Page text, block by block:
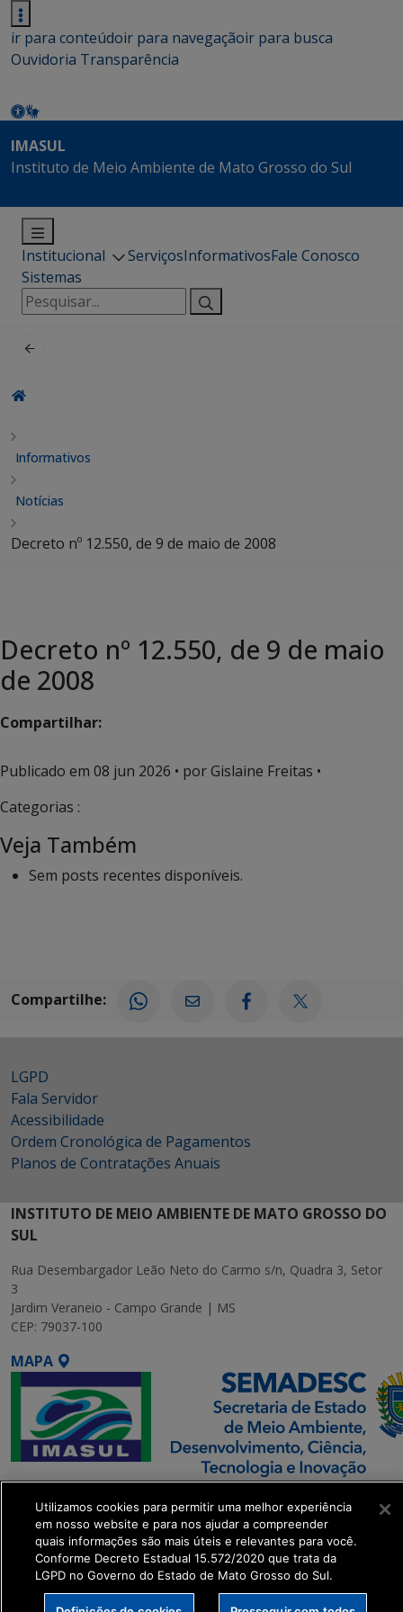
ir para conteúdoir para navegaçãoir para busca
Ouvidoria Transparência
IMASUL
Instituto de Meio Ambiente de Mato Grosso do Sul
Institucional ServiçosInformativosFale Conosco
Sistemas
Pesquisar
por:
Informativos
Notícias
Decreto nº 12.550, de 9 de maio de 2008
Decreto nº 12.550, de 9 de maio
de 2008
Compartilhar:
Publicado em 08 jun 2026 • por Gislaine Freitas •
Categorias :
Veja Também
Sem posts recentes disponíveis.
Compartilhe:
LGPD
Fala Servidor
Acessibilidade
Ordem Cronológica de Pagamentos
Planos de Contratações Anuais
INSTITUTO DE MEIO AMBIENTE DE MATO GROSSO DO
SUL
Rua Desembargador Leão Neto do Carmo s/n, Quadra 3, Setor
3
Jardim Veraneio - Campo Grande | MS
CEP: 79037-100
MAPA
SETDIG | Secretaria-
Executiva de
Transformação Digital
get_footer();
Utilizamos cookies para permitir uma melhor experiência
em nosso website e para nos ajudar a compreender
quais informações são mais úteis e relevantes para você.
Conforme Decreto Estadual 15.572/2020 que trata da
LGPD no Governo do Estado de Mato Grosso do Sul.